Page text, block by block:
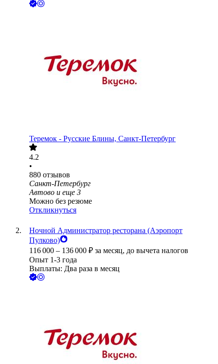
Теремок - Русские Блины, Санкт-Петербург
4.2
•
880 отзывов
Санкт-Петербург
Автово и еще 3
Можно без резюме
Откликнуться
Ночной Администратор ресторана (Аэропорт
Пулково)
116 000 – 136 000 ₽ за месяц, до вычета налогов
Опыт 1-3 года
Выплаты: Два раза в месяц